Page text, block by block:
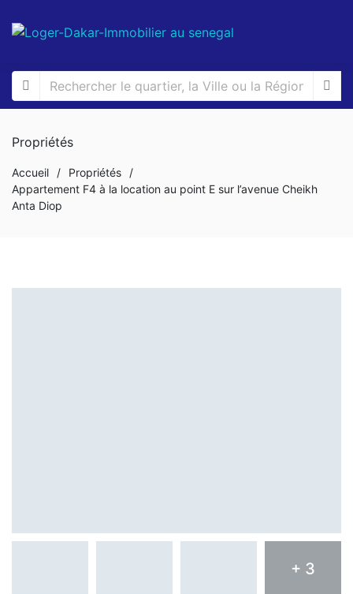
Propriétés
Accueil / Propriétés
/
Appartement F4 à la location au point E sur l’avenue Cheikh
Anta Diop
+ 3